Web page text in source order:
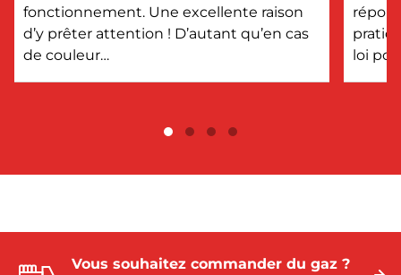
fonctionnement. Une excellente raison
d’y prêter attention ! D’autant qu’en cas
de couleur…
loi
Vous souhaitez commander du gaz ?